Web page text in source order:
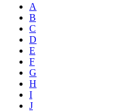
A
B
C
D
E
F
G
H
I
J